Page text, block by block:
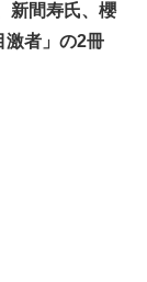
新間寿氏、櫻
激者」の2冊